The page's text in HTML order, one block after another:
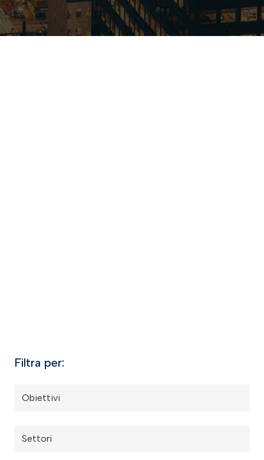
Filtra per:
Obiettivi
Settori